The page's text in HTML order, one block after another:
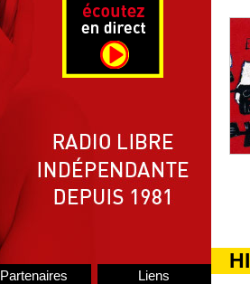
Partenaires Liens